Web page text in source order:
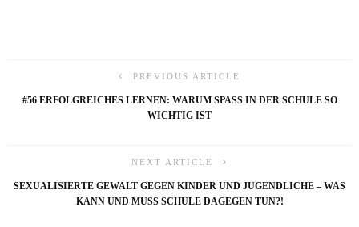
PREVIOUS ARTICLE
#56 ERFOLGREICHES LERNEN: WARUM SPASS IN DER SCHULE SO W
ICHTIG IST
NEXT ARTICLE
SEXUALISIERTE GEWALT GEGEN KINDER UND JUGENDLICHE – WAS
KANN UND MUSS SCHULE DAGEGEN TUN?!